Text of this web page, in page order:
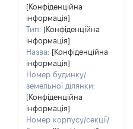
[Конфіденційна
інформація]
Тип: [Конфіденційна
інформація]
Назва: [Конфіденційна
інформація]
Номер будинку/
земельної ділянки:
[Конфіденційна
інформація]
Номер корпусу/секції/